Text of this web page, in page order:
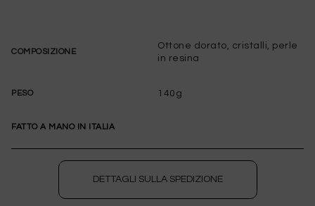
COMPOSIZIONE
Ottone dorato, cristalli, perle
in resina
PESO 140g
FATTO A MANO IN ITALIA
DETTAGLI SULLA SPEDIZIONE